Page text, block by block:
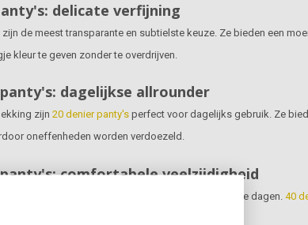
delicate verfijning
zijn de meest transparante en subtielste keuze. Ze bieden een
kleur te geven zonder te overdrijven.
dagelijkse allrounder
zijn 20 denier panty's perfect voor dagelijks gebruik. Ze
oneffenheden worden verdoezeld.
comfortabele veelzijdigheid
een iets dikkere dekking en is geschikt voor koelere dagen. 40
steeds een vleugje transparantie behouden.